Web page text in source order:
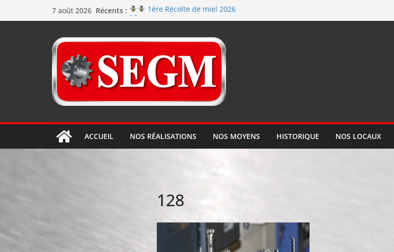
7 août 2026 Récents :
1ère Récolte de miel 2026
Renouvellement de la certification ISO 9001
Jérôme en renfort sur la qualité de #SEGM
et réparation
ACCUEIL NOS RÉALISATIONS NOS MOYENS HISTORIQUE NOS LOCAUX
128